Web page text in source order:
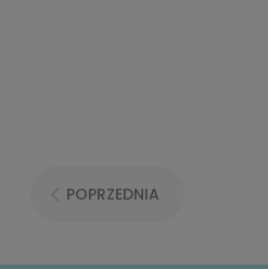
POPRZEDNIA